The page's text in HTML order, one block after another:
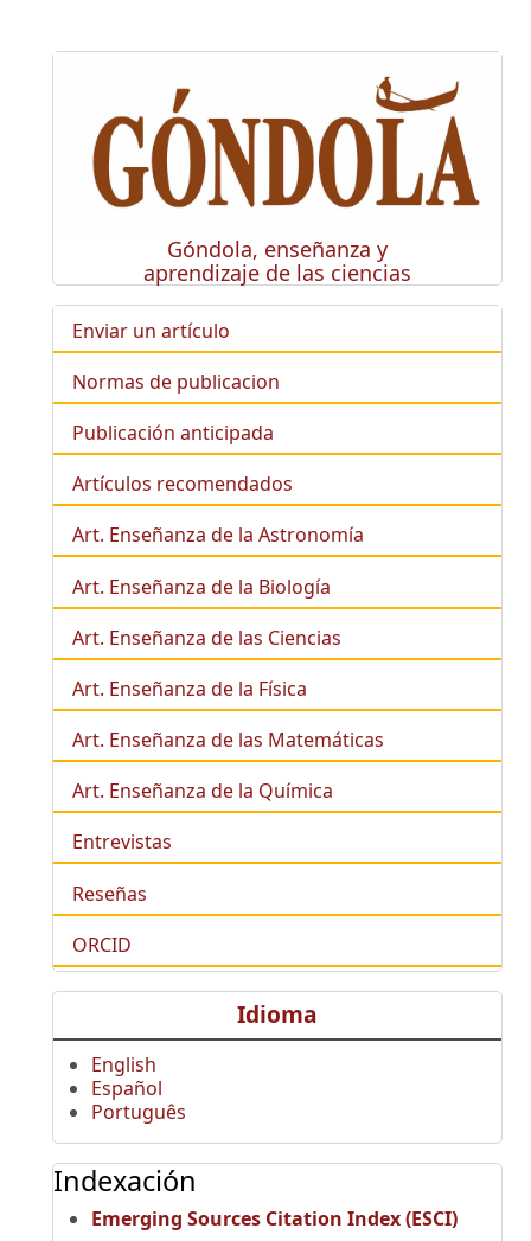
Góndola, enseñanza y
aprendizaje de las ciencias
Enviar un artículo
Normas de publicacion
Publicación anticipada
Artículos recomendados
Art. Enseñanza de la Astronomía
Art. Enseñanza de la Biología
Art. Enseñanza de las Ciencias
Art. Enseñanza de la Física
Art. Enseñanza de las Matemáticas
Art. Enseñanza de la Química
Entrevistas
Reseñas
ORCID
Idioma
English
Español
Português
Indexación
Emerging Sources Citation Index (ESCI)